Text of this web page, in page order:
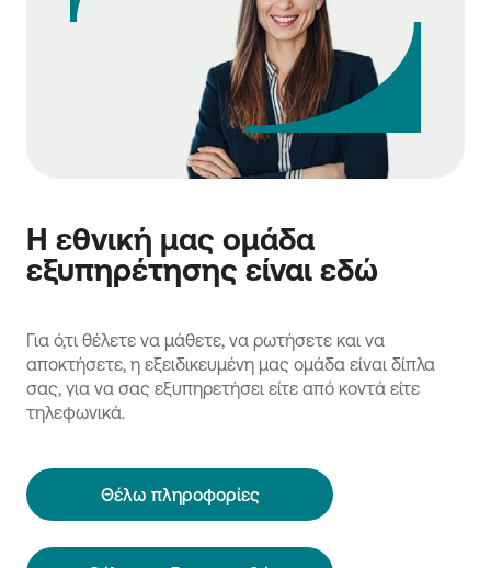
Η εθνική μας ομάδα
εξυπηρέτησης είναι εδώ
Για ό,τι θέλετε να μάθετε, να ρωτήσετε και να
αποκτήσετε, η εξειδικευμένη μας ομάδα είναι δίπλα
σας, για να σας εξυπηρετήσει είτε από κοντά είτε
τηλεφωνικά.
Θέλω πληροφορίες